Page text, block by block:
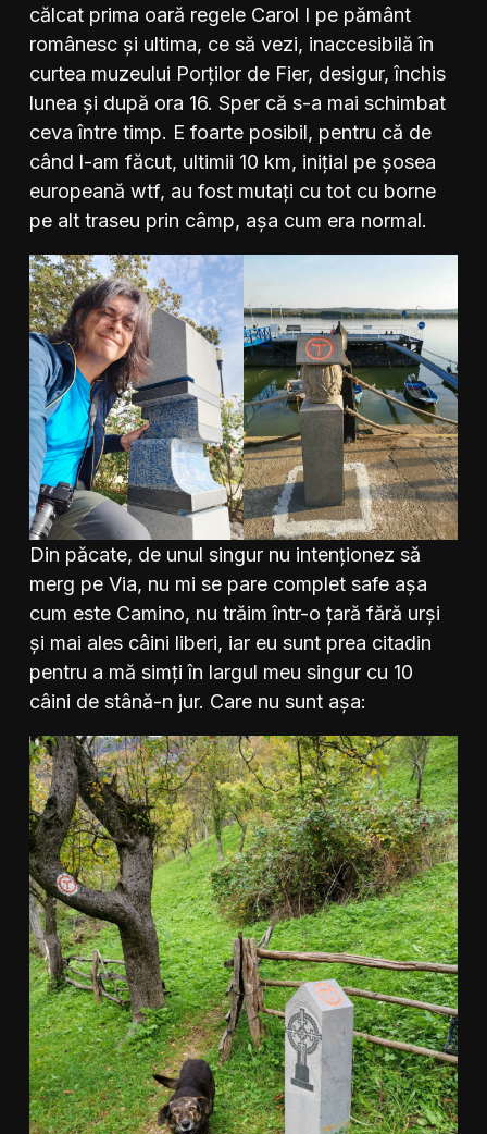
călcat prima oară regele Carol I pe pământ
românesc și ultima, ce să vezi, inaccesibilă în
curtea muzeului Porților de Fier, desigur, închis
lunea și după ora 16. Sper că s-a mai schimbat
ceva între timp. E foarte posibil, pentru că de
când l-am făcut, ultimii 10 km, inițial pe șosea
europeană wtf, au fost mutați cu tot cu borne
pe alt traseu prin câmp, așa cum era normal.
Din păcate, de unul singur nu intenționez să
merg pe Via, nu mi se pare complet safe așa
cum este Camino, nu trăim într-o țară fără urși
și mai ales câini liberi, iar eu sunt prea citadin
pentru a mă simți în largul meu singur cu 10
câini de stână-n jur. Care nu sunt așa: